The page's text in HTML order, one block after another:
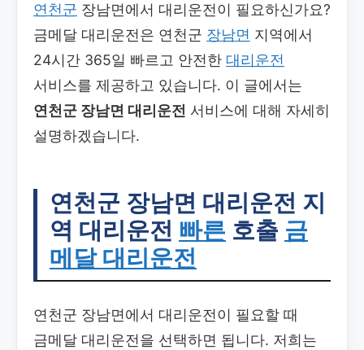
연천군 장남면에서 대리운전이 필요하신가요?
금메달 대리운전은 연천군 장남면 지역에서
24시간 365일 빠르고 안전한 대리운전
서비스를 제공하고 있습니다. 이 글에서는
연천군 장남면 대리운전 서비스에 대해 자세히
설명하겠습니다.
연천군 장남면 대리운전 지
역 대리운전 빠른 호출 금
메달 대리운전
연천군 장남면에서 대리운전이 필요할 때
금메달 대리운전을 선택하면 됩니다. 저희는